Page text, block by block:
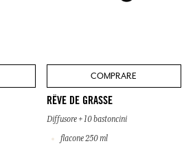
COMPRARE
RÊVE DE GRASSE
Diffusore + 10 bastoncini
flacone 250 ml